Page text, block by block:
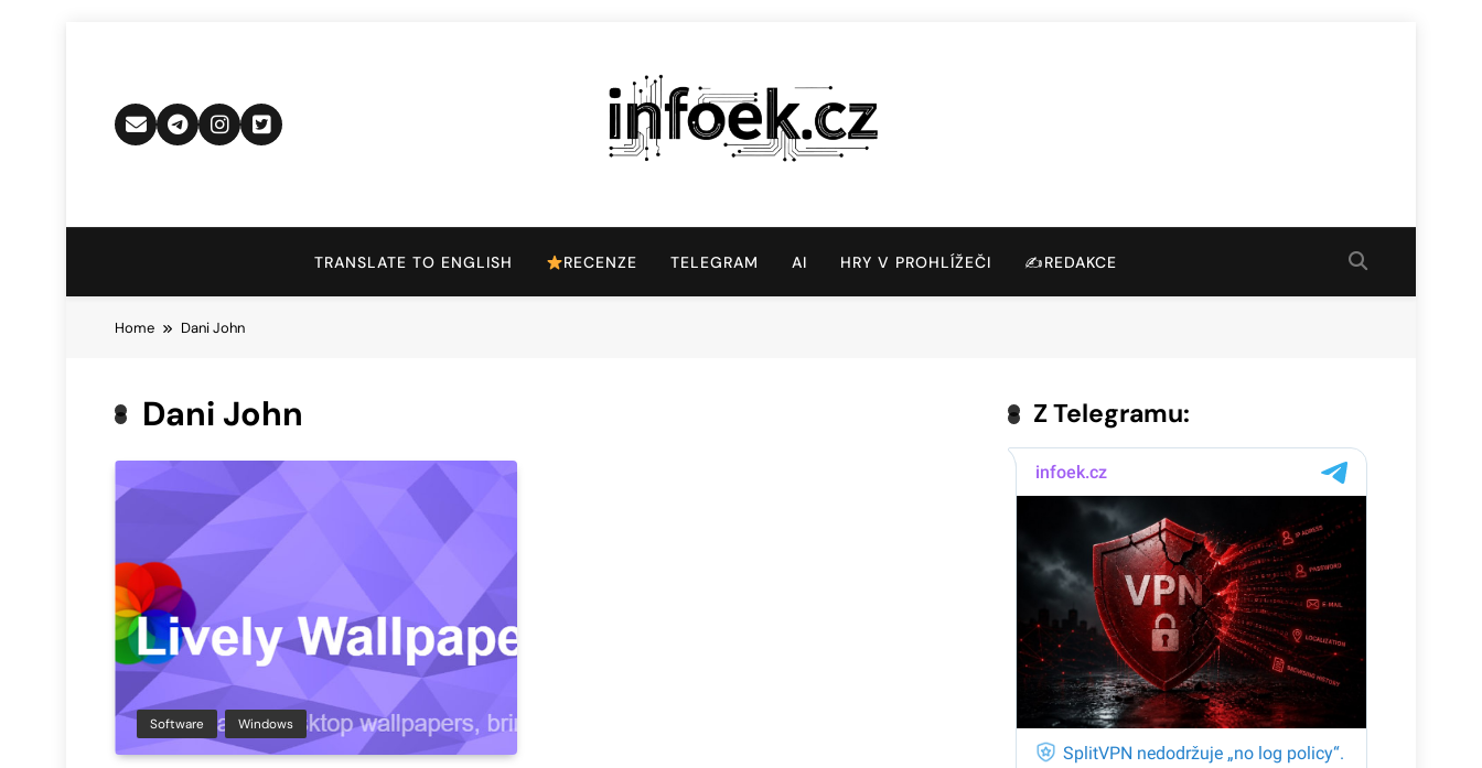
Infoek.cz
TRANSLATE TO ENGLISH RECENZE TELEGRAM AI HRY V PROHLÍŽEČI ✍️REDAKCE
Home Dani John
Dani John
Software Windows
Z Telegramu: